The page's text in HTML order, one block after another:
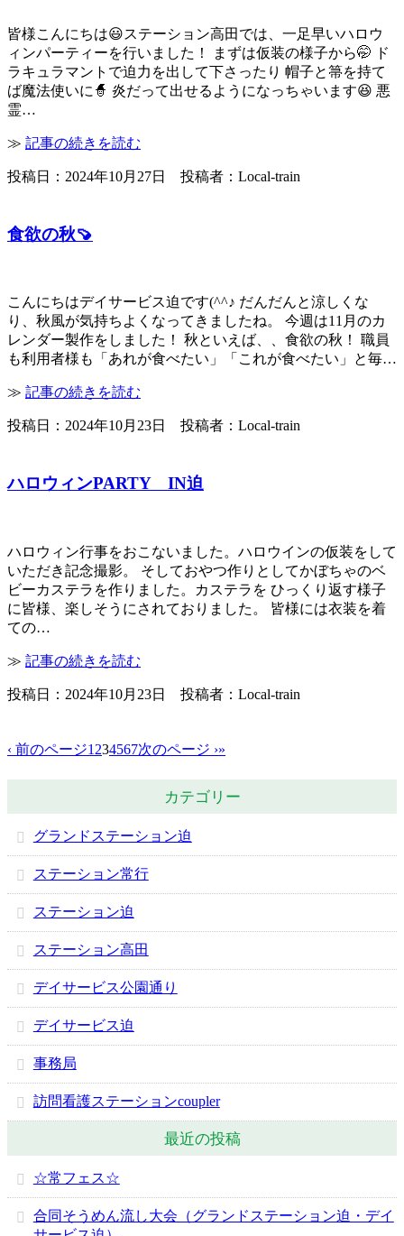
皆様こんにちは😃ステーション高田では、一足早いハロウ
ィンパーティーを行いました！ まずは仮装の様子から🤭 ド
ラキュラマントで迫力を出して下さったり 帽子と箒を持て
ば魔法使いに🧙 炎だって出せるようになっちゃいます😆 悪
霊…
≫ 記事の続きを読む
投稿日：2024年10月27日 投稿者：Local-train
食欲の秋🍠
こんにちはデイサービス迫です(^^♪ だんだんと涼しくな
り、秋風が気持ちよくなってきましたね。 今週は11月のカ
レンダー製作をしました！ 秋といえば、、食欲の秋！ 職員
も利用者様も「あれが食べたい」「これが食べたい」と毎…
≫ 記事の続きを読む
投稿日：2024年10月23日 投稿者：Local-train
ハロウィンPARTY IN迫
ハロウィン行事をおこないました。ハロウインの仮装をして
いただき記念撮影。 そしておやつ作りとしてかぼちゃのベ
ビーカステラを作りました。カステラを ひっくり返す様子
に皆様、楽しそうにされておりました。 皆様には衣装を着
ての…
≫ 記事の続きを読む
投稿日：2024年10月23日 投稿者：Local-train
‹ 前のページ1 234567次のページ ›»
カテゴリー
グランドステーション迫
ステーション常行
ステーション迫
ステーション高田
デイサービス公園通り
デイサービス迫
事務局
訪問看護ステーションcoupler
最近の投稿
☆常フェス☆
合同そうめん流し大会（グランドステーション迫・デイ